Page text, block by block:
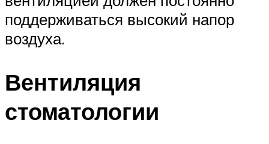
поддерживаться высокий напор
воздуха.
Вентиляция
стоматологии